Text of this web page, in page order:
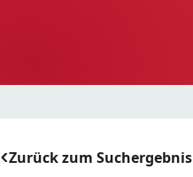
Zurück zum Suchergebnis